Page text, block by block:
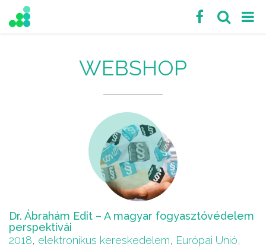
WEBSHOP
Dr. Ábrahám Edit – A magyar fogyasztóvédelem
perspektívái
2018, elektronikus kereskedelem, Európai Unió,